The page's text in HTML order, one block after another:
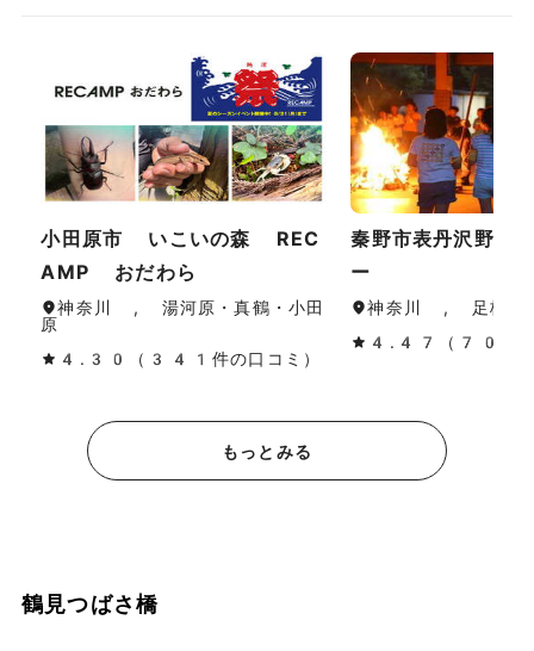
小田原市 いこいの森 REC
AMP おだわら
神奈川 , 湯河原・真鶴・小田
原
4.30（341件の口コミ）
秦野市表丹沢野外
ー
神奈川 , 足柄（
4.47（70件の
もっとみる
鶴見つばさ橋